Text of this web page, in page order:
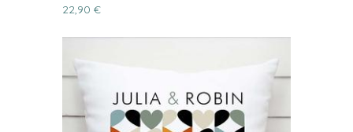
22,90 €